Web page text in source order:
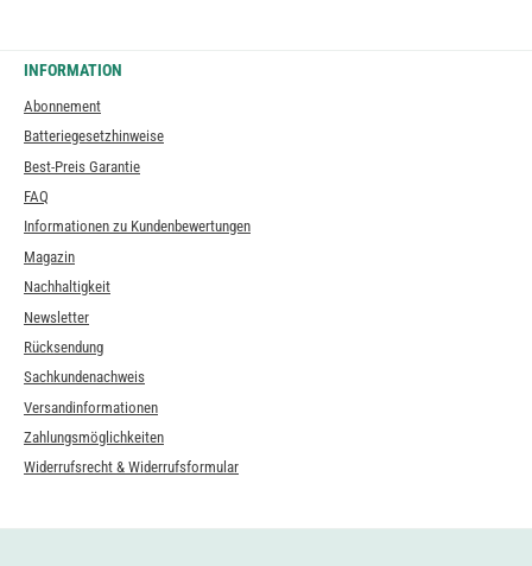
INFORMATION
Abonnement
Batteriegesetzhinweise
Best-Preis Garantie
FAQ
Informationen zu Kundenbewertungen
Magazin
Nachhaltigkeit
Newsletter
Rücksendung
Sachkundenachweis
Versandinformationen
Zahlungsmöglichkeiten
Widerrufsrecht & Widerrufsformular